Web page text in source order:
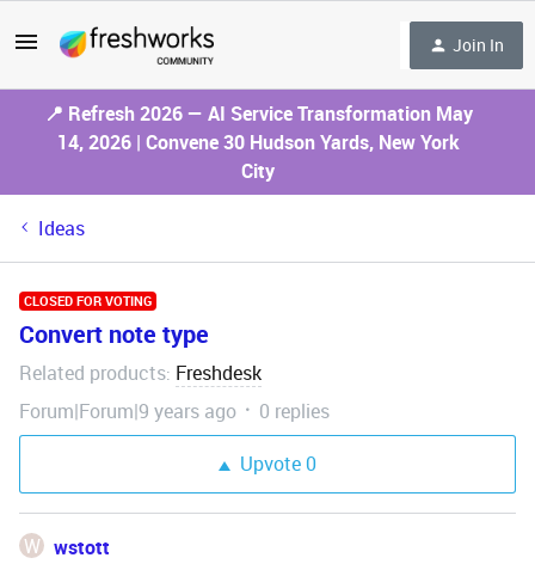
Join In
📍 Refresh 2026 — AI Service Transformation May
14, 2026 | Convene 30 Hudson Yards, New York
City
Ideas
CLOSED FOR VOTING
Convert note type
Related products: Freshdesk
Forum|Forum|9 years ago
0 replies
Upvote0
W wstott